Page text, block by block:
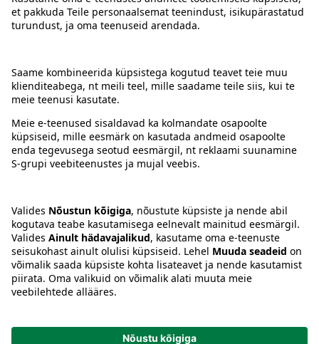
Juhised
Tingimused
Keel:ETENRU